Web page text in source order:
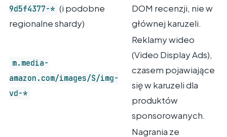
9d5f4377-* (i podobne
regionalne shardy)
DOM recenzji, nie w
głównej karuzeli.
m.media-
amazon.com/images/S/img-
vd-*
Reklamy wideo
(Video Display Ads),
czasem pojawiające
się w karuzeli dla
produktów
sponsorowanych.
Nagrania ze